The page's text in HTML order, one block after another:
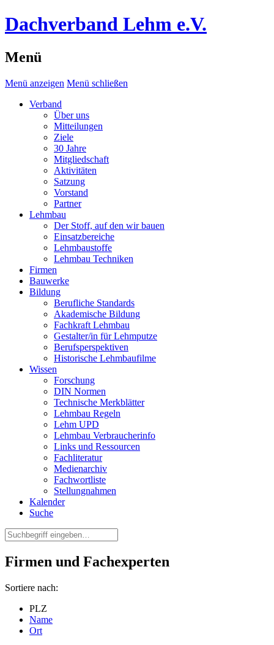
Dachverband Lehm e.V.
Menü
Menü anzeigen Menü schließen
Verband
Über uns
Mitteilungen
Ziele
30 Jahre
Mitgliedschaft
Aktivitäten
Satzung
Vorstand
Partner
Lehmbau
Der Stoff, auf den wir bauen
Einsatzbereiche
Lehmbaustoffe
Lehmbau Techniken
Firmen
Bauwerke
Bildung
Berufliche Standards
Akademische Bildung
Fachkraft Lehmbau
Gestalter/in für Lehmputze
Berufsperspektiven
Historische Lehmbaufilme
Wissen
Forschung
DIN Normen
Technische Merkblätter
Lehmbau Regeln
Lehm UPD
Lehmbau Verbraucherinfo
Links und Ressourcen
Fachliteratur
Medienarchiv
Fachwortliste
Stellungnahmen
Kalender
Suche
Firmen und Fachexperten
Sortiere nach:
PLZ
Name
Ort